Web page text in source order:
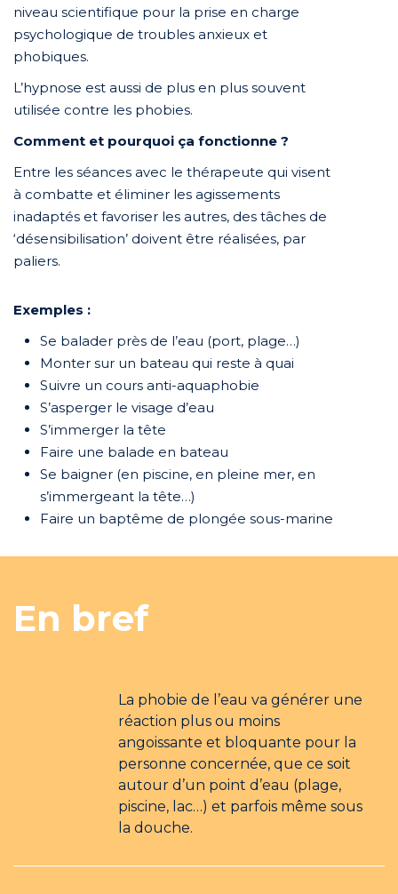
niveau scientifique pour la prise en charge
psychologique de troubles anxieux et
phobiques.
L’hypnose est aussi de plus en plus souvent
utilisée contre les phobies.
Comment et pourquoi ça fonctionne ?
Entre les séances avec le thérapeute qui visent
à combatte et éliminer les agissements
inadaptés et favoriser les autres, des tâches de
‘désensibilisation’ doivent être réalisées, par
paliers.
Exemples :
Se balader près de l’eau (port, plage…)
Monter sur un bateau qui reste à quai
Suivre un cours anti-aquaphobie
S’asperger le visage d’eau
S’immerger la tête
Faire une balade en bateau
Se baigner (en piscine, en pleine mer, en
s’immergeant la tête…)
Faire un baptême de plongée sous-marine
En bref
La phobie de l’eau va générer une
réaction plus ou moins
angoissante et bloquante pour la
personne concernée, que ce soit
autour d’un point d’eau (plage,
piscine, lac…) et parfois même sous
la douche. ​